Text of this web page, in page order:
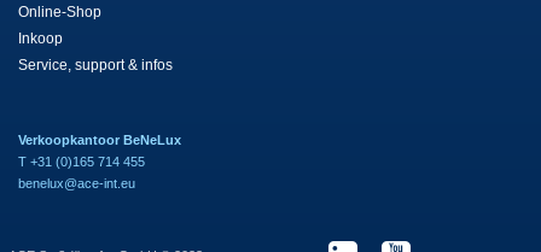
Online-Shop
Inkoop
Service, support & infos
Verkoopkantoor BeNeLux
T +31 (0)165 714 455
benelux@ace-int.eu